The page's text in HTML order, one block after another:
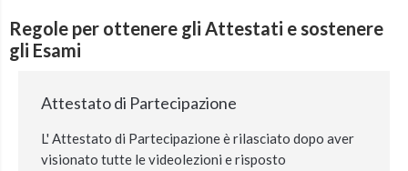
Regole per ottenere gli Attestati e sostenere
gli Esami
Attestato di Partecipazione
L' Attestato di Partecipazione è rilasciato dopo aver
visionato tutte le videolezioni e risposto